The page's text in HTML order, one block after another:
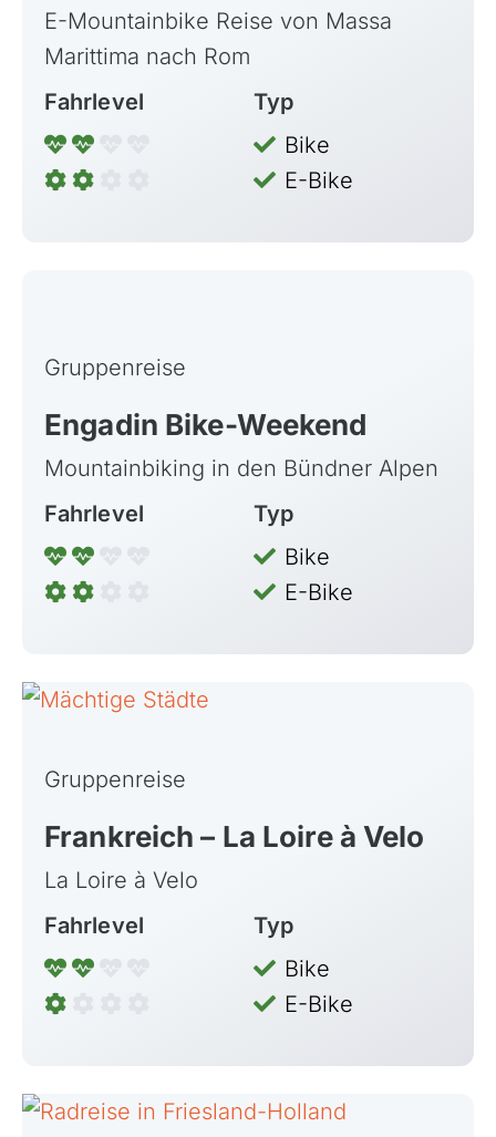
E-Mountainbike Reise von Massa
Marittima nach Rom
Fahrlevel
Typ
Bike
E-Bike
Gruppenreise
Engadin Bike-Weekend
Mountainbiking in den Bündner Alpen
Fahrlevel
Typ
Bike
E-Bike
Gruppenreise
Frankreich – La Loire à Velo
La Loire à Velo
Fahrlevel
Typ
Bike
E-Bike